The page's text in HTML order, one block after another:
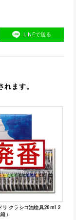
LINEで送る
ます。
リ クラシコ油絵具20ml 2
）